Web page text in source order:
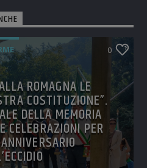
0
ROMAGNA LE
COSTITUZIONE”.
DELLA MEMORIA
CELEBRAZIONI PER